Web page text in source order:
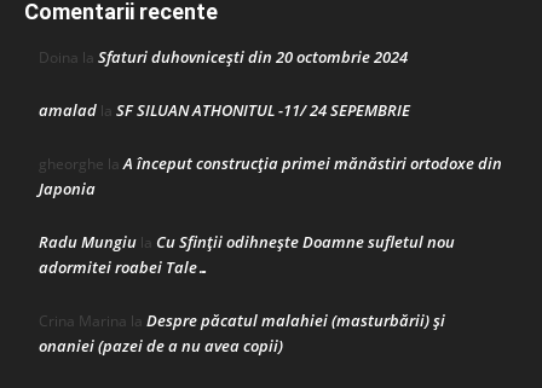
Comentarii recente
Doina la Sfaturi duhovnicești din 20 octombrie 2024
amalad la SF SILUAN ATHONITUL -11/ 24 SEPEMBRIE
gheorghe laA început construcţia primei mănăstiri ortodoxe din
Japonia
Radu Mungiu la Cu Sfinții odihnește Doamne sufletul nou
adormitei roabei Tale…
Crina Marina la Despre păcatul malahiei (masturbării) şi
onaniei (pazei de a nu avea copii)